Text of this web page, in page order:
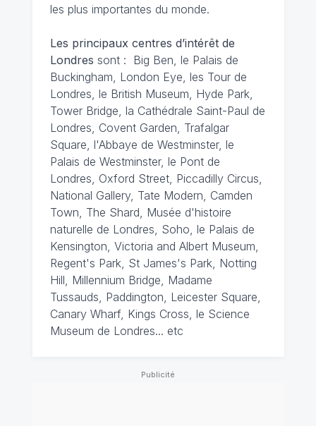
les plus importantes du monde.
Les principaux centres d’intérêt de
Londres sont : Big Ben, le Palais de
Buckingham, London Eye, les Tour de
Londres, le British Museum, Hyde Park,
Tower Bridge, la Cathédrale Saint-Paul de
Londres, Covent Garden, Trafalgar
Square, l'Abbaye de Westminster, le
Palais de Westminster, le Pont de
Londres, Oxford Street, Piccadilly Circus,
National Gallery, Tate Modern, Camden
Town, The Shard, Musée d'histoire
naturelle de Londres, Soho, le Palais de
Kensington, Victoria and Albert Museum,
Regent's Park, St James's Park, Notting
Hill, Millennium Bridge, Madame
Tussauds, Paddington, Leicester Square,
Canary Wharf, Kings Cross, le Science
Museum de Londres... etc